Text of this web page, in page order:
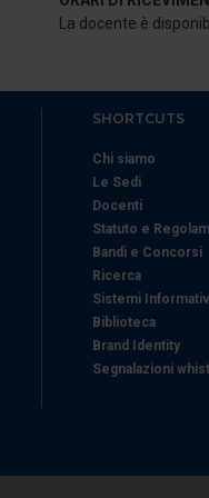
La docente è
SHORTCUTS
Chi siamo
Le Sedi
Docenti
Statuto e
Bandi e Concorsi
Ricerca
Sistemi
Biblioteca
Brand Identity
Segnalazioni